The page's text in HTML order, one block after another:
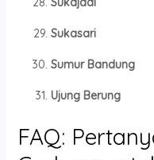
Sukasari
Sumur Bandung
Ujung Berung
FAQ: